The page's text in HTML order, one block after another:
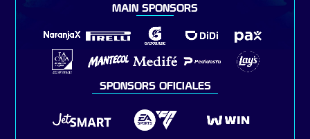
MAIN SPONSORS
SPONSORS OFICIALES